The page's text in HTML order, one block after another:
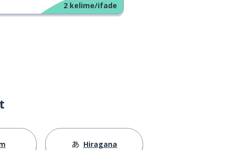
2 kelime/ifade
Hiragana